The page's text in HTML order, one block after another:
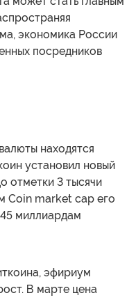
экономика России
посредников
находятся
установил новый
отметки 3 тысячи
Coin market cap его
миллиардам
эфириум
В марте цена